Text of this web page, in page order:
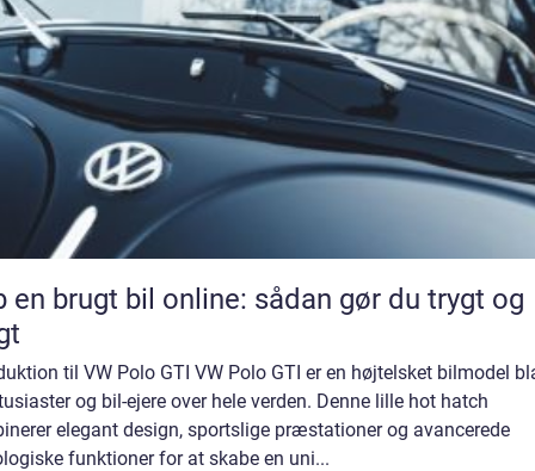
en brugt bil online: sådan gør du trygt og
til VW Polo GTI VW Polo GTI er en højtelsket bilmodel
og bil-ejere over hele verden. Denne lille hot hatch
elegant design, sportslige præstationer og avancerede
funktioner for at skabe en uni...